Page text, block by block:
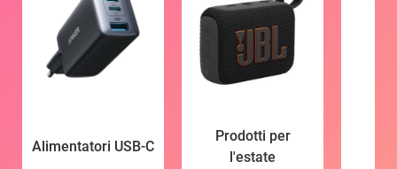
Alimentatori USB-C
Prodotti per
l'estate